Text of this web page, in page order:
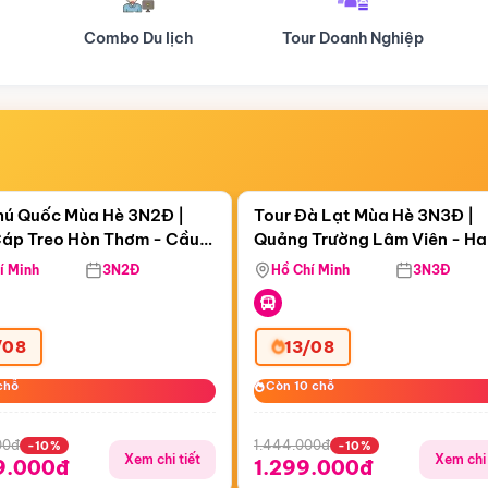
Tour Doanh Nghiệp Du lịch Hành Hương
21:56:19
Treo Hòn Thơm
Quốc Mùa Hè 3N2Đ |
Treo Hòn Thơm - Cầu
Viên Nước Aquatopia
Minh 3N2Đ
-10%
Xem chi tiết
Còn05 ngày 21:56:19
Tour Đà Lạt Mùa Hè 3N3Đ |
Quảng Trường Lâm Viên -
Hill - Puppy Farm
Hồ Chí Minh 3N3Đ
13/08
Còn 10 chỗ
Còn 10 chỗ
1.444.000đ -10%
1.299.000đ Xem